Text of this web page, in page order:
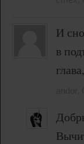
И
в